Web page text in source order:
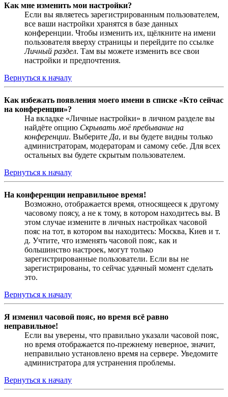
Как мне изменить мои настройки?
Если вы являетесь зарегистрированным пользователем,
все ваши настройки хранятся в базе данных
конференции. Чтобы изменить их, щёлкните на имени
пользователя вверху страницы и перейдите по ссылке
Личный раздел. Там вы можете изменить все свои
настройки и предпочтения.
Вернуться к началу
Как избежать появления моего имени в списке «Кто сейчас
на конференции»?
На вкладке «Личные настройки» в личном разделе вы
найдёте опцию Скрывать моё пребывание на
конференции. Выберите Да, и вы будете видны только
администраторам, модераторам и самому себе. Для всех
остальных вы будете скрытым пользователем.
Вернуться к началу
На конференции неправильное время!
Возможно, отображается время, относящееся к другому
часовому поясу, а не к тому, в котором находитесь вы. В
этом случае измените в личных настройках часовой
пояс на тот, в котором вы находитесь: Москва, Киев и т.
д. Учтите, что изменять часовой пояс, как и
большинство настроек, могут только
зарегистрированные пользователи. Если вы не
зарегистрированы, то сейчас удачный момент сделать
это.
Вернуться к началу
Я изменил часовой пояс, но время всё равно
неправильное!
Если вы уверены, что правильно указали часовой пояс,
но время отображается по-прежнему неверное, значит,
неправильно установлено время на сервере. Уведомите
администратора для устранения проблемы.
Вернуться к началу